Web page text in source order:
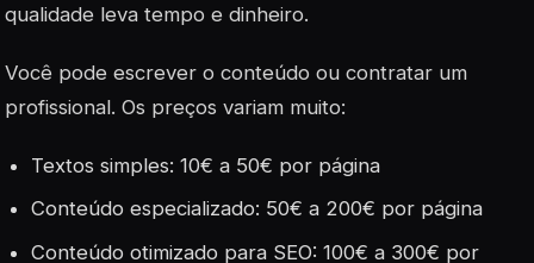
qualidade leva tempo e dinheiro.
Você pode escrever o conteúdo ou contratar um
profissional. Os preços variam muito:
Textos simples: 10€ a 50€ por página
Conteúdo especializado: 50€ a 200€ por página
Conteúdo otimizado para SEO: 100€ a 300€ por